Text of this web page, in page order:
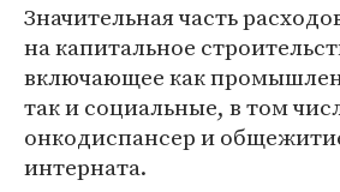
Значительная часть
на капитальное
включающее как
так и социальные, в том
онкодиспансер и
интерната.